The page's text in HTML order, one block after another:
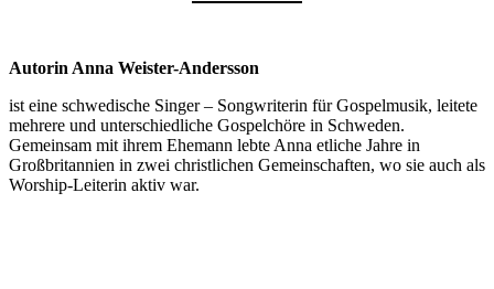
Autorin Anna Weister-Andersson
ist eine schwedische Singer – Songwriterin für Gospelmusik, leitete
mehrere und unterschiedliche Gospelchöre in Schweden.
Gemeinsam mit ihrem Ehemann lebte Anna etliche Jahre in
Großbritannien in zwei christlichen Gemeinschaften, wo sie auch als
Worship-Leiterin aktiv war.